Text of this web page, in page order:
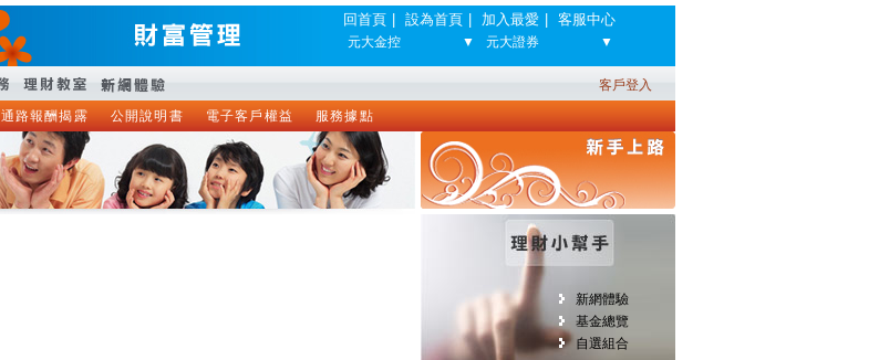
回首頁 設為首頁 加入最愛 客服中心
元大金控 ▼ 元大證券 ▼
客戶登入
通路報酬揭露 公開說明書 電子客戶權益 服務據點
新網體驗
基金總覽
自選組合